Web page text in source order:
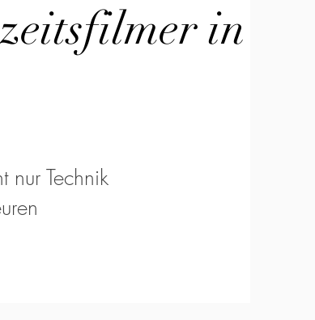
in
nur Technik